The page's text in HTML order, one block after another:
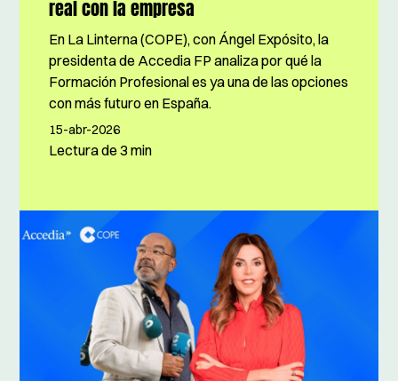
real con la empresa
En La Linterna (COPE), con Ángel Expósito, la
presidenta de Accedia FP analiza por qué la
Formación Profesional es ya una de las opciones
con más futuro en España.
15-abr-2026
Lectura de3 min